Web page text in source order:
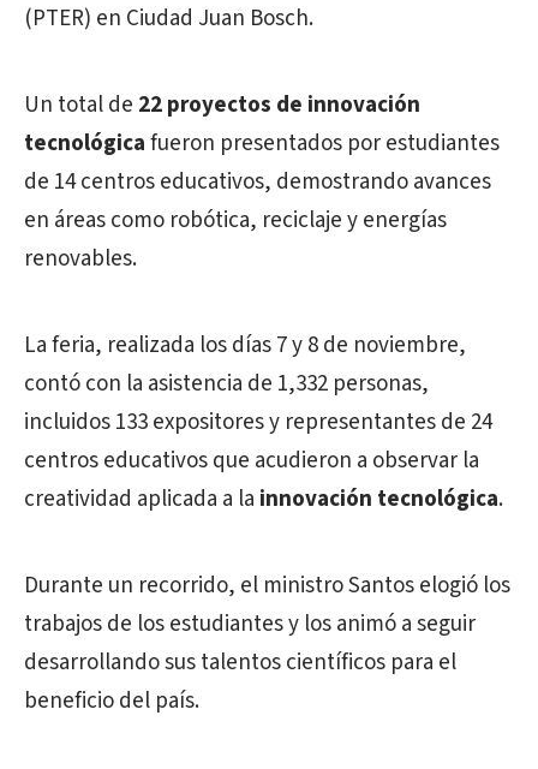
(PTER) en Ciudad Juan Bosch.
Un total de 22 proyectos de innovación
tecnológicafueron presentados por estudiantes
de 14 centros educativos, demostrando avances
en áreas como robótica, reciclaje y energías
renovables.
La feria, realizada los días 7 y 8 de noviembre,
contó con la asistencia de 1,332 personas,
incluidos 133 expositores y representantes de 24
centros educativos que acudieron a observar la
creatividad aplicada a la innovación tecnológica.
Durante un recorrido, el ministro Santos elogió los
trabajos de los estudiantes y los animó a seguir
desarrollando sus talentos científicos para el
beneficio del país.